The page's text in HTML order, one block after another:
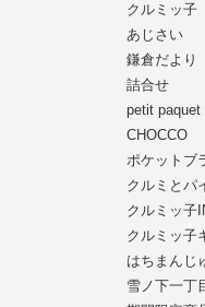
クルミッ子
あじさい
鎌倉だより
詰合せ
petit paquet
CHOCCO
ポケットブ
クルミとパ
クルミッ子
クルミッ子
はちまんじ
雪ノ下一丁